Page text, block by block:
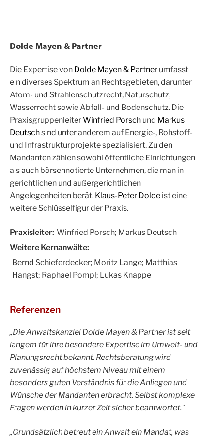
Dolde Mayen & Partner
Die Expertise von Dolde Mayen & Partner umfasst
ein diverses Spektrum an Rechtsgebieten, darunter
Atom- und Strahlenschutzrecht, Naturschutz,
Wasserrecht sowie Abfall- und Bodenschutz. Die
PraxisgruppenleiterWinfried Porsch und Markus
Deutschsind unter anderem auf Energie-, Rohstoff-
und Infrastrukturprojekte spezialisiert. Zu den
Mandanten zählen sowohl öffentliche Einrichtungen
als auch börsennotierte Unternehmen, die man in
gerichtlichen und außergerichtlichen
Angelegenheiten berät. Klaus-Peter Dolde ist eine
weitere Schlüsselfigur der Praxis.
Praxisleiter: Winfried Porsch; Markus Deutsch
Weitere Kernanwälte:
Bernd Schieferdecker; Moritz Lange; Matthias
Hangst; Raphael Pompl; Lukas Knappe
Referenzen
„Die Anwaltskanzlei Dolde Mayen & Partner ist seit
langem für ihre besondere Expertise im Umwelt- und
Planungsrecht bekannt. Rechtsberatung wird
zuverlässig auf höchstem Niveau mit einem
besonders guten Verständnis für die Anliegen und
Wünsche der Mandanten erbracht. Selbst komplexe
Fragen werden in kurzer Zeit sicher beantwortet.“
„Grundsätzlich betreut ein Anwalt ein Mandat, was